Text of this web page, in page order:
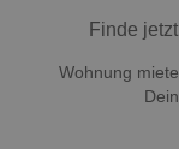
Finde
Wohnung